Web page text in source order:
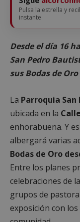
Pulsa la estrella y
instante
Desde el día 16
San Pedro
sus Bodas de
La Parroquia
ubicada en la
enhorabuena. Y
albergará varias
Bodas de Oro
Entre los planes
celebraciones de
grupos de
exposición con